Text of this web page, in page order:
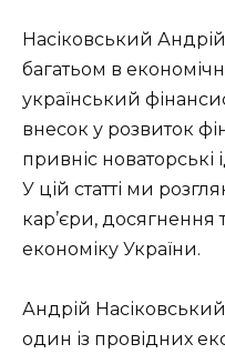
Насіковський
багатьом в
український
внесок у розвиток
привніс новаторські
У цій статті ми
кар’єри, досягнення
економіку України.
Андрій
один із провідних